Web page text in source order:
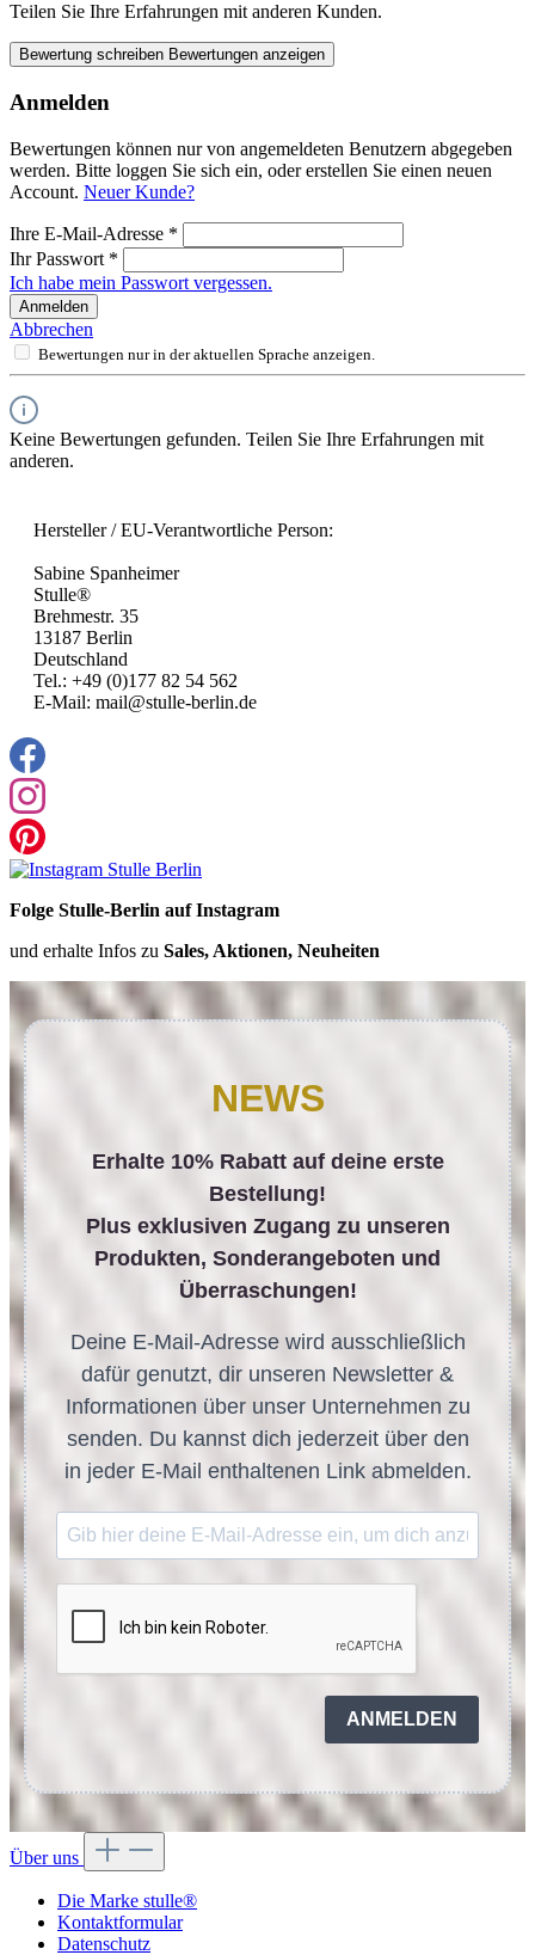
Teilen Sie Ihre Erfahrungen mit anderen Kunden.
Bewertung schreiben Bewertungen anzeigen
Anmelden
Bewertungen können nur von angemeldeten Benutzern abgegeben
werden. Bitte loggen Sie sich ein, oder erstellen Sie einen neuen
Account. Neuer Kunde?
Ihre E-Mail-Adresse *
Ihr Passwort *
Ich habe mein Passwort vergessen.
Anmelden
Abbrechen
Bewertungen nur in der aktuellen Sprache anzeigen.
Keine Bewertungen gefunden. Teilen Sie Ihre Erfahrungen mit
anderen.
Hersteller / EU-Verantwortliche Person:
Sabine Spanheimer
Stulle®
Brehmestr. 35
13187 Berlin
Deutschland
Tel.: +49 (0)177 82 54 562
E-Mail: mail@stulle-berlin.de
Folge Stulle-Berlin auf Instagram
und erhalte Infos zu Sales, Aktionen, Neuheiten
NEWS
Erhalte 10% Rabatt auf deine erste
Bestellung!
Plus exklusiven Zugang zu unseren
Produkten, Sonderangeboten und
Überraschungen!
Deine E-Mail-Adresse wird ausschließlich
dafür genutzt, dir unseren Newsletter &
Informationen über unser Unternehmen zu
senden. Du kannst dich jederzeit über den
in jeder E-Mail enthaltenen Link abmelden.
ANMELDEN
Über uns
Die Marke stulle®
Kontaktformular
Datenschutz